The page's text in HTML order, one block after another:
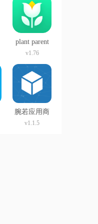
plant parent
植物养护app
v1.76
腕若应用商
店最新版
v1.1.5